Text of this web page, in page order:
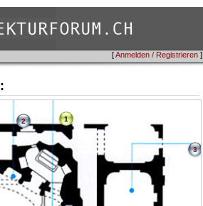
[Anmelden / Registrieren ]
:
1
2
3